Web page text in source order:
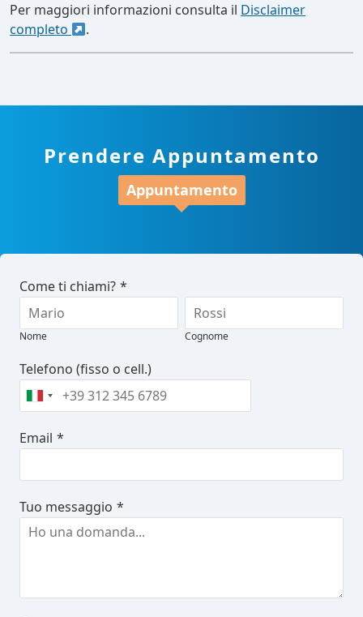
Per maggiori informazioni consulta il Disclaimer
completo
.
Prendere Appuntamento
Appuntamento
Come ti chiami? *
Nome Cognome
Telefono (fisso o cell.)
Email *
Tuo messaggio *